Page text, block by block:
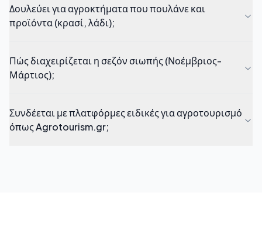
Δουλεύει για αγροκτήματα που πουλάνε και
προϊόντα (κρασί, λάδι);
Πώς διαχειρίζεται η σεζόν σιωπής (Νοέμβριος-
Μάρτιος);
Συνδέεται με πλατφόρμες ειδικές για αγροτουρισμό
όπως Agrotourism.gr;